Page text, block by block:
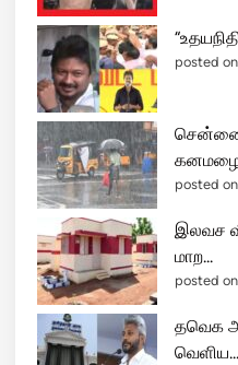
posted
சென்னை
கனமழை
posted
இலவச
மாற...
posted
தவெக
வெளிய...